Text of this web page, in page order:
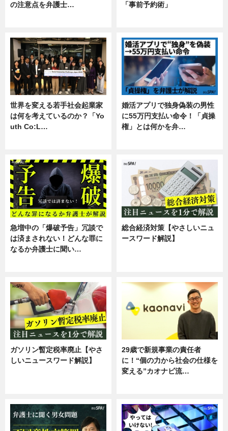
の注意点を弁護士…
「事前予約術」
世界を変える若手社会起業家
は何を考えているのか？「Yo
uth Co:L…
婚活アプリで独身偽装の男性
に55万円支払い命令！「貞操
権」とは何かを弁…
急増中の「爆破予告」冗談で
は済まされない！どんな罪に
なるか弁護士に聞い…
総合経済対策【やさしいニュ
ースワード解説】
ガソリン暫定税率廃止【やさ
しいニュースワード解説】
29歳で新規事業の責任者
に！“個の力から社会の仕様を
変える”カオナビ流…